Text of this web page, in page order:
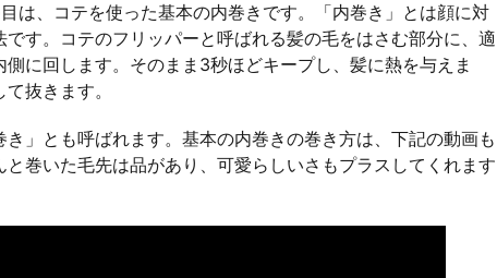
は、コテを使った基本の内巻きです。「内巻き」とは顔に対
です。コテのフリッパーと呼ばれる髪の毛をはさむ部分に、適
に回します。そのまま3秒ほどキープし、髪に熱を与えま
抜きます。
」とも呼ばれます。基本の内巻きの巻き方は、下記の動画も
巻いた毛先は品があり、可愛らしいさもプラスしてくれます